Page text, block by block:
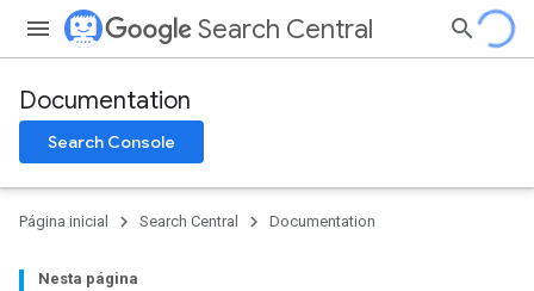
Search Central
Documentation
Search Console
Página inicial Search Central Documentation
Nesta página